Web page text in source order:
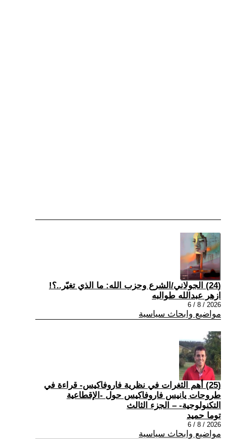
(24) الجولاني/الشرع وحزب الله: ما الذي تغيّر..؟!
ازهر عبدالله طوالبه
2026 / 8 / 6
مواضيع وابحاث سياسية
(25) أهم الثغرات في نظرية فاروفاكيس- قراءة في
طروحات يانيس فاروفاكيس حول -الإقطاعية
التكنولوجية- – الجزء الثالث
توما حميد
2026 / 8 / 6
مواضيع وابحاث سياسية